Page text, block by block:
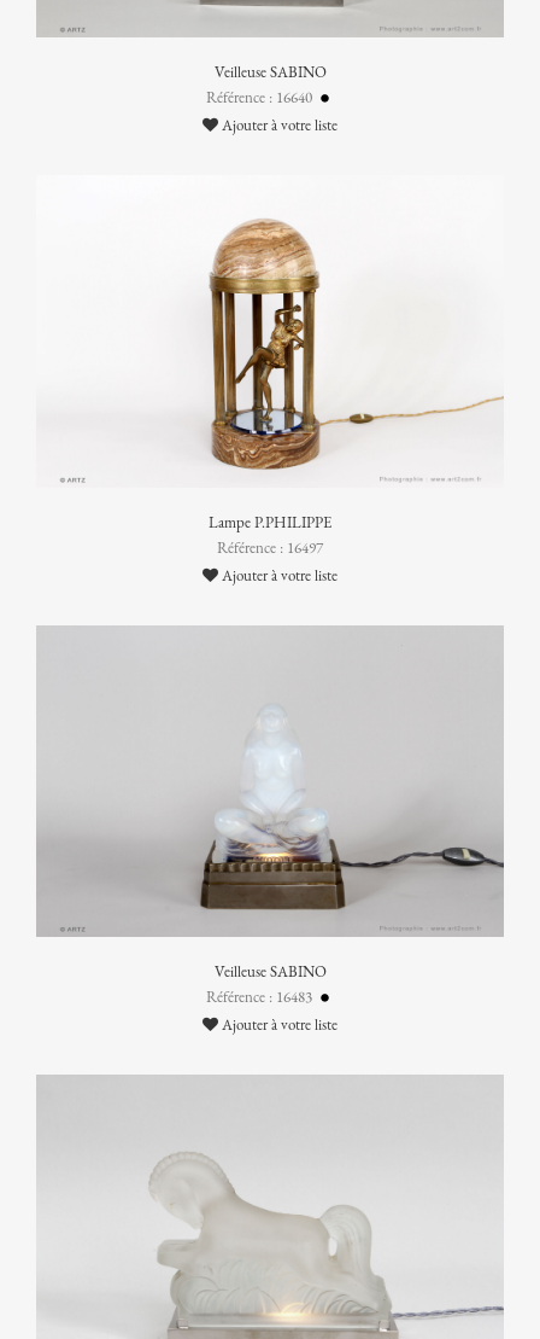
Veilleuse SABINO
Référence : 16640
Ajouter à votre liste
Lampe P.PHILIPPE
Référence : 16497
Ajouter à votre liste
Veilleuse SABINO
Référence : 16483
Ajouter à votre liste